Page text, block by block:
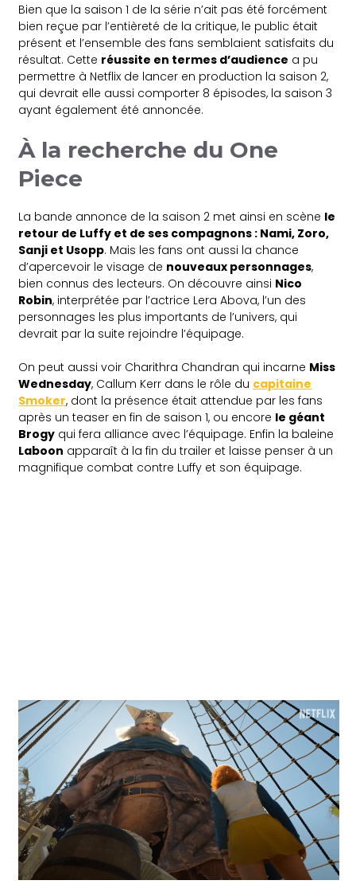
Bien que la saison 1 de la série n’ait pas été forcément
bien reçue par l’entièreté de la critique, le public était
présent et l’ensemble des fans semblaient satisfaits du
résultat. Cette réussite en termes d’audience a pu
permettre à Netflix de lancer en production la saison 2,
qui devrait elle aussi comporter 8 épisodes, la saison 3
ayant également été annoncée.
À la recherche du One
Piece
La bande annonce de la saison 2 met ainsi en scène le
retour de Luffy et de ses compagnons : Nami, Zoro,
Sanji et Usopp. Mais les fans ont aussi la chance
d’apercevoir le visage de nouveaux personnages,
bien connus des lecteurs. On découvre ainsi Nico
Robin, interprétée par l’actrice Lera Abova, l’un des
personnages les plus importants de l’univers, qui
devrait par la suite rejoindre l’équipage.
On peut aussi voir Charithra Chandran qui incarne Miss
Wednesday, Callum Kerr dans le rôle du capitaine
Smoker, dont la présence était attendue par les fans
après un teaser en fin de saison 1, ou encore le géant
Brogy qui fera alliance avec l’équipage. Enfin la baleine
Laboon apparaît à la fin du trailer et laisse penser à un
magnifique combat contre Luffy et son équipage.